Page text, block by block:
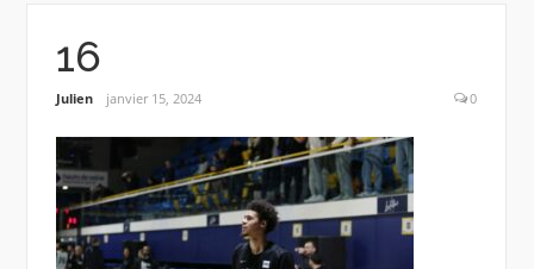
16
Julien janvier 15, 2024 0